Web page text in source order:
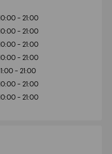
- 21:00
- 21:00
- 21:00
- 21:00
- 21:00
- 21:00
- 21:00